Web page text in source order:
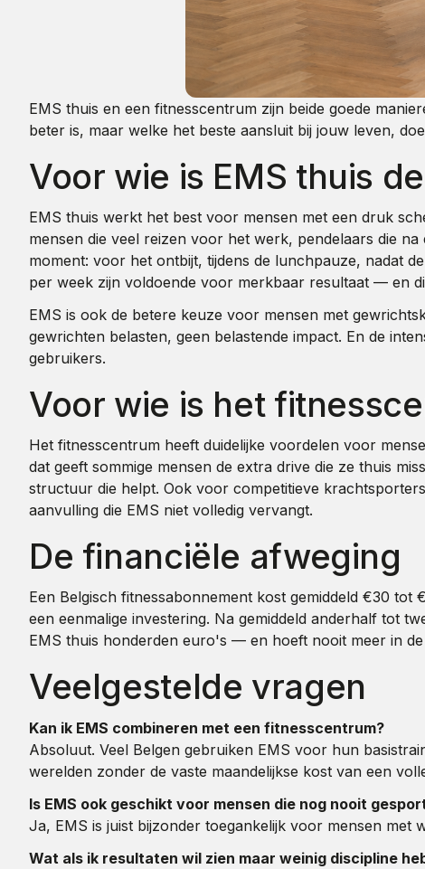
EMS thuis en een fitnesscentrum zijn beide goede
beter is, maar welke het beste aansluit bij jouw leven,
Voor wie is EMS thuis
EMS thuis werkt het best voor mensen met een druk
mensen die veel reizen voor het werk, pendelaars die
moment: voor het ontbijt, tijdens de lunchpauze, nadat
per week zijn voldoende voor merkbaar resultaat — en
EMS is ook de betere keuze voor mensen met
gewrichten belasten, geen belastende impact. En de
gebruikers.
Voor wie is het
Het fitnesscentrum heeft duidelijke voordelen voor
dat geeft sommige mensen de extra drive die ze thuis
structuur die helpt. Ook voor competitieve
aanvulling die EMS niet volledig vervangt.
De financiële afweging
Een Belgisch fitnessabonnement kost gemiddeld €30
een eenmalige investering. Na gemiddeld anderhalf tot
EMS thuis honderden euro's — en hoeft nooit meer in
Veelgestelde vragen
Kan ik EMS combineren met een fitnesscentrum?
Absoluut. Veel Belgen gebruiken EMS voor hun
werelden zonder de vaste maandelijkse kost van een
Is EMS ook geschikt voor mensen die nog nooit
Ja, EMS is juist bijzonder toegankelijk voor mensen met
Wat als ik resultaten wil zien maar weinig discipline